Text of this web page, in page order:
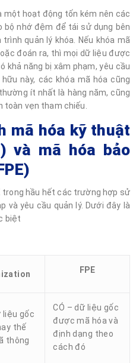
một hoạt động tốn kém nên các
bộ nhớ đệm để tái sử dụng bên
quản lý khóa. Nếu khóa mã
đoán ra, thì mọi dữ liệu được
khả năng bị xâm phạm, yêu cầu
này, các khóa mã hóa cũng
ít nhất là hàng năm, cũng
toàn vẹn tham chiếu.
mã hóa kỹ thuật
và mã hóa bảo
trong hầu hết các trường hợp sử
và yêu cầu quản lý. Dưới đây là
biệt
FPE
liệu gốc
thế
thông
CÓ – dữ liệu gốc
được mã hóa và
định dạng theo
cách đó